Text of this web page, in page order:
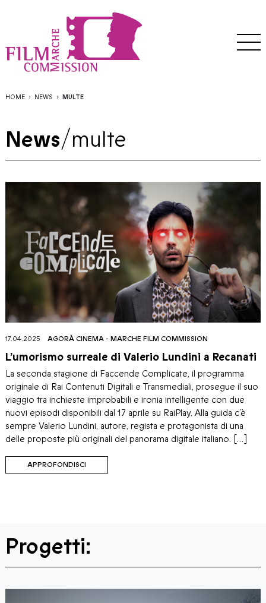
HOME NEWS MULTE
News/multe
17.04.2025 AGORÀ CINEMA - MARCHE FILM COMMISSION
L’umorismo surreale di Valerio Lundini a Recanati
La seconda stagione di Faccende Complicate, il programma
originale di Rai Contenuti Digitali e Transmediali, prosegue il suo
viaggio tra inchieste improbabili e ironia intelligente con due
nuovi episodi disponibili dal 17 aprile su RaiPlay. Alla guida c’è
sempre Valerio Lundini, autore, regista e protagonista di una
delle proposte più originali del panorama digitale italiano. […]
APPROFONDISCI
Progetti: